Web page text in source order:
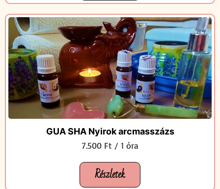
GUA SHA Nyirok arcmasszázs
7.500 Ft / 1 óra
Részletek